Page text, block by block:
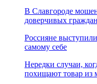
В Славгороде
доверчивых граждан
Россияне
самому себе
Нередки случаи,
похищают товар из